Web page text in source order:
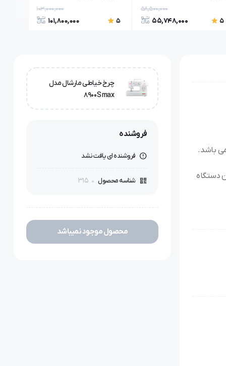
5
58,500,000
55,748,000
5
103,000,000
101,800,000
دستگاه
چرخ خیاطی مارشال مدل
8900S max
فروشنده
فروشنده ای یافت نشد
شناسه محصول 315
محصول موجود نمیباشد